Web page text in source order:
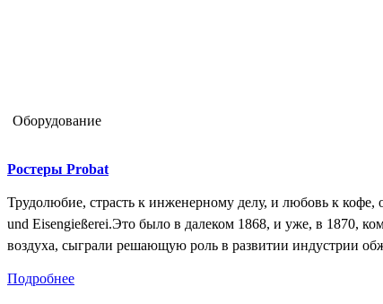
Оборудование
Ростеры Probat
Трудолюбие, страсть к инженерному делу, и любовь к
und Eisengießerei.Это было в далеком 1868, и уже, в 1870,
воздуха, сыграли решающую роль в развитии индустрии
Подробнее